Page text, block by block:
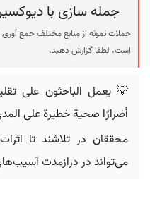
جمله سازی با
جملات نمونه از منابع مختلف جمع
است، لطفا گزارش دهید.
💡 يعمل الباحثون على
أضرارًا صحية خطيرة على
محققان در تلاشند تا
می‌تواند در درازمدت